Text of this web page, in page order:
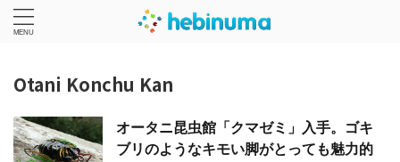
Otani Konchu Kan
オータニ昆虫館「クマゼミ」入手。ゴキ
ブリのようなキモい脚がとっても魅力的